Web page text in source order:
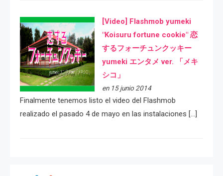
[Video] Flashmob yumeki
"Koisuru fortune cookie" 恋
するフォーチュンクッキー
yumeki エンタメ ver. 「メキ
シコ」
en 15 junio 2014
Finalmente tenemos listo el video del Flashmob
realizado el pasado 4 de mayo en las instalaciones […]